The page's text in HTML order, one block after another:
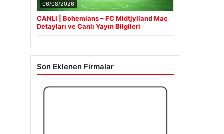
06/08/2026
CANLI | Bohemians – FC Midtjylland Maç
Detayları ve Canlı Yayın Bilgileri
Son Eklenen Firmalar